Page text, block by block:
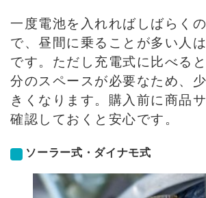
一度電池を入れればしばらく
で、昼間に乗ることが多い人
です。ただし充電式に比べる
分のスペースが必要なため、
きくなります。購入前に商品
確認しておくと安心です。
ソーラー式・ダイナモ式